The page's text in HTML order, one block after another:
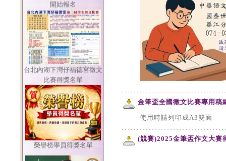
開始報名
台北內湖下灣仔福德宮徵文
比賽得獎名單
榮譽榜學員得獎名單
金筆盃全國徵文比賽專用稿
使用時請列印成A3雙面
(競賽)2025金筆盃作文大賽